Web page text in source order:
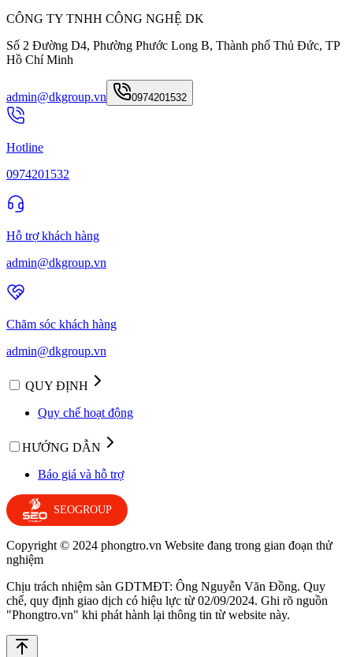
CÔNG TY TNHH CÔNG NGHỆ DK
Số 2 Đường D4, Phường Phước Long B, Thành phố Thủ Đức, TP
Hồ Chí Minh
admin@dkgroup.vn 0974201532
Hotline
0974201532
Hỗ trợ khách hàng
admin@dkgroup.vn
Chăm sóc khách hàng
admin@dkgroup.vn
QUY ĐỊNH
Quy chế hoạt động
HƯỚNG DẪN
Báo giá và hỗ trợ
SEOGROUP
Copyright © 2024 phongtro.vn Website đang trong gian đoạn thử
nghiệm
Chịu trách nhiệm sàn GDTMĐT: Ông Nguyễn Văn Đồng. Quy
chế, quy định giao dịch có hiệu lực từ 02/09/2024. Ghi rõ nguồn
"Phongtro.vn" khi phát hành lại thông tin từ website này.